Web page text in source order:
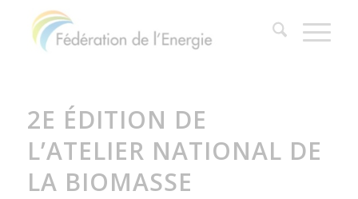
2E ÉDITION DE
L’ATELIER NATIONAL DE
LA BIOMASSE